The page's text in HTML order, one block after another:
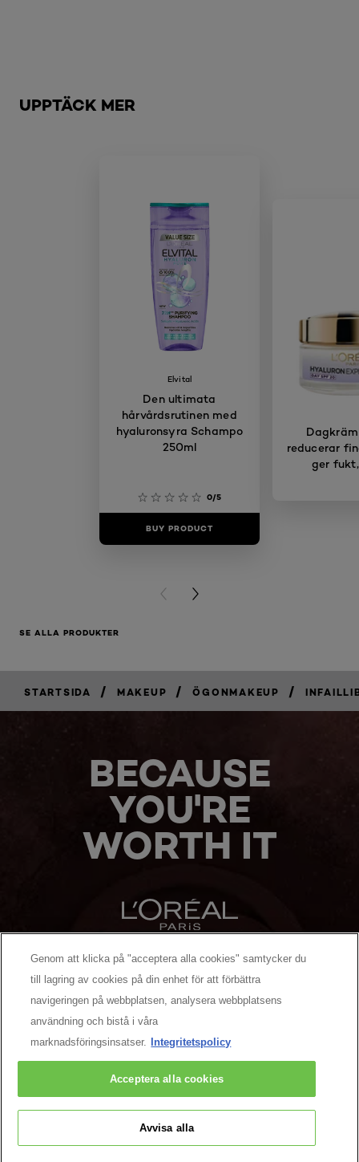
UPPTÄCK MER
Elvital
Den ultimata
hårvårdsrutinen med
hyaluronsyra Schampo
250ml
0/5
BUY PRODUCT
Dagkräm
reducerar
ger
PREVIOUS CARD
NEXT CARD
SE ALLA PRODUKTER
STARTSIDA / MAKEUP / ÖGONMAKEUP /
BECAUSE
YOU'RE
WORTH IT
MANUFACTURER/RESPONSIBLE PERSON:
MER ATT UPPTÄCKA
Genom att klicka på "acceptera alla cookies" samtycker du
till lagring av cookies på din enhet för att förbättra
navigeringen på webbplatsen, analysera webbplatsens
användning och bistå i våra
marknadsföringsinsatser.
Integritetspolicy
Avvisa alla
Acceptera alla cookies